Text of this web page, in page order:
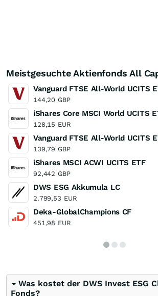
Meistgesuchte Aktienfonds All
Vanguard FTSE All-World UCITS
144,20 GBP
iShares Core MSCI World UCITS
128,15 EUR
Vanguard FTSE All-World UCITS
139,79 GBP
iShares MSCI ACWI UCITS ETF
92,442 GBP
DWS ESG Akkumula LC
2.799,53 EUR
Deka-GlobalChampions CF
451,98 EUR
Was kostet der DWS Invest ESG
Fonds?